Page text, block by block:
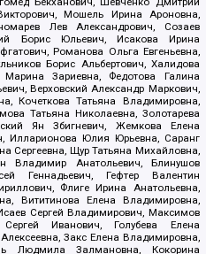
Мошель Ирина Ароновна,
Лев Александрович, Созаев
Борис Юльевич, Исакова Ирина
Романова Ольга Евгеньевна,
Борис Альбертович, Халидова
Зариевна, Федотова Галина
Верховский Александр Маркович,
Кочеткова Татьяна Владимировна,
Татьяна Николаевна, Золотарева
Ян Збигневич, Жемкова Елена
Илларионова Юлия Юрьевна, Саранг
Сергеевна, Щур Татьяна Михайловна,
Владимир Анатольевич, Блинушов
Геннадьевич, Гефтер Валентин
Флиге Ирина Анатольевна,
Вититинова Елена Владимировна,
Сергей Владимирович, Максимов
Иванович, Голубева Елена
Закс Елена Владимировна,
Людмила Залмановна, Кокорина